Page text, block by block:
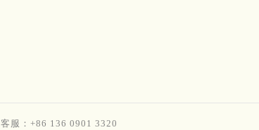
客服：+86 136 0901 3320